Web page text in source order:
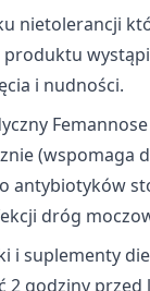
nietolerancji
produktu
i nudności.
Femannose
(wspomaga
antybiotyków
dróg
i suplementy
2 godziny przed
usług
ograniczonych
danych
na
informacji